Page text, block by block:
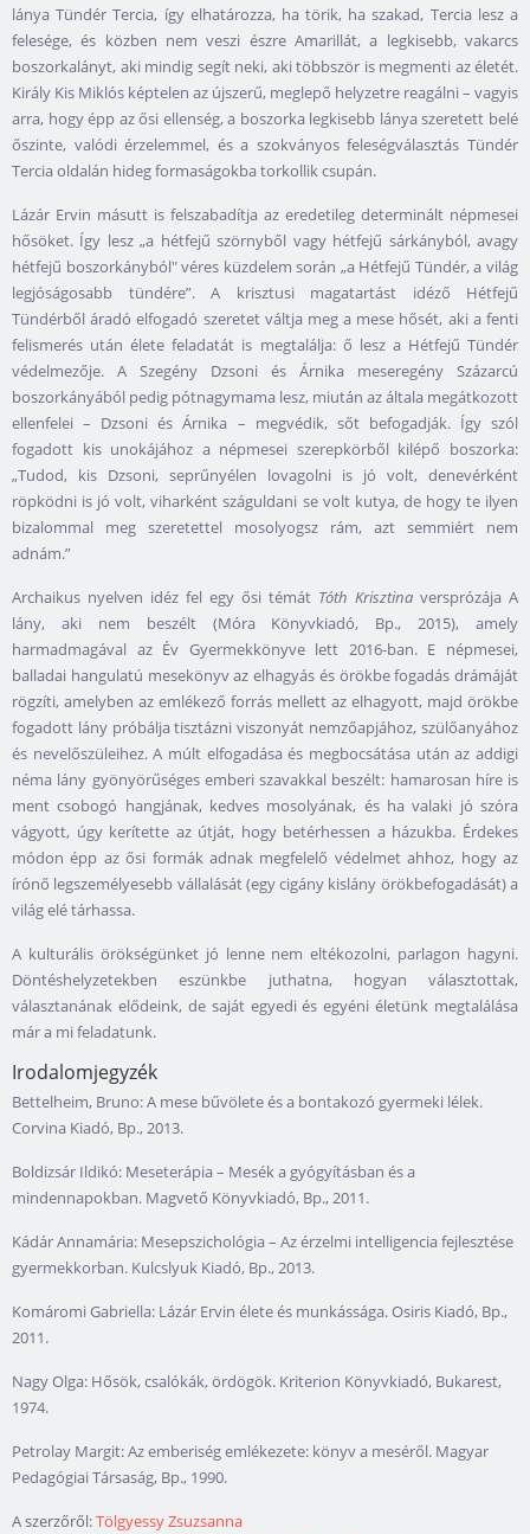
lánya Tündér Tercia, így elhatározza, ha törik, ha szakad, Tercia lesz a
felesége, és közben nem veszi észre Amarillát, a legkisebb, vakarcs
boszorkalányt, aki mindig segít neki, aki többször is megmenti az életét.
Király Kis Miklós képtelen az újszerű, meglepő helyzetre reagálni – vagyis
arra, hogy épp az ősi ellenség, a boszorka legkisebb lánya szeretett belé
őszinte, valódi érzelemmel, és a szokványos feleségválasztás Tündér
Tercia oldalán hideg formaságokba torkollik csupán.
Lázár Ervin másutt is felszabadítja az eredetileg determinált népmesei
hősöket. Így lesz „a hétfejű szörnyből vagy hétfejű sárkányból, avagy
hétfejű boszorkányból" véres küzdelem során „a Hétfejű Tündér, a világ
legjóságosabb tündére”. A krisztusi magatartást idéző Hétfejű
Tündérből áradó elfogadó szeretet váltja meg a mese hősét, aki a fenti
felismerés után élete feladatát is megtalálja: ő lesz a Hétfejű Tündér
védelmezője. A Szegény Dzsoni és Árnika meseregény Százarcú
boszorkányából pedig pótnagymama lesz, miután az általa megátkozott
ellenfelei – Dzsoni és Árnika – megvédik, sőt befogadják. Így szól
fogadott kis unokájához a népmesei szerepkörből kilépő boszorka:
„Tudod, kis Dzsoni, seprűnyélen lovagolni is jó volt, denevérként
röpködni is jó volt, viharként száguldani se volt kutya, de hogy te ilyen
bizalommal meg szeretettel mosolyogsz rám, azt semmiért nem
adnám.”
Archaikus nyelven idéz fel egy ősi témát Tóth Krisztina versprózája A
lány, aki nem beszélt (Móra Könyvkiadó, Bp., 2015), amely
harmadmagával az Év Gyermekkönyve lett 2016-ban. E népmesei,
balladai hangulatú mesekönyv az elhagyás és örökbe fogadás drámáját
rögzíti, amelyben az emlékező forrás mellett az elhagyott, majd örökbe
fogadott lány próbálja tisztázni viszonyát nemzőapjához, szülőanyához
és nevelőszüleihez. A múlt elfogadása és megbocsátása után az addigi
néma lány gyönyörűséges emberi szavakkal beszélt: hamarosan híre is
ment csobogó hangjának, kedves mosolyának, és ha valaki jó szóra
vágyott, úgy kerítette az útját, hogy betérhessen a házukba. Érdekes
módon épp az ősi formák adnak megfelelő védelmet ahhoz, hogy az
írónő legszemélyesebb vállalását (egy cigány kislány örökbefogadását) a
világ elé tárhassa.
A kulturális örökségünket jó lenne nem eltékozolni, parlagon hagyni.
Döntéshelyzetekben eszünkbe juthatna, hogyan választottak,
választanának elődeink, de saját egyedi és egyéni életünk megtalálása
már a mi feladatunk.
Irodalomjegyzék
Bettelheim, Bruno: A mese bűvölete és a bontakozó gyermeki lélek.
Corvina Kiadó, Bp., 2013.
Boldizsár Ildikó: Meseterápia – Mesék a gyógyításban és a
mindennapokban. Magvető Könyvkiadó, Bp., 2011.
Kádár Annamária: Mesepszichológia – Az érzelmi intelligencia fejlesztése
gyermekkorban. Kulcslyuk Kiadó, Bp., 2013.
Komáromi Gabriella: Lázár Ervin élete és munkássága. Osiris Kiadó, Bp.,
2011.
Nagy Olga: Hősök, csalókák, ördögök. Kriterion Könyvkiadó, Bukarest,
1974.
Petrolay Margit: Az emberiség emlékezete: könyv a meséről. Magyar
Pedagógiai Társaság, Bp., 1990.
A szerzőről:Tölgyessy Zsuzsanna